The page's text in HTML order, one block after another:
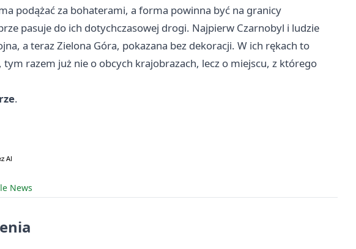
podążać za bohaterami, a forma powinna być na granicy
pasuje do ich dotychczasowej drogi. Najpierw Czarnobyl i ludzie
a teraz Zielona Góra, pokazana bez dekoracji. W ich rękach to
tym razem już nie o obcych krajobrazach, lecz o miejscu, z którego
.
News